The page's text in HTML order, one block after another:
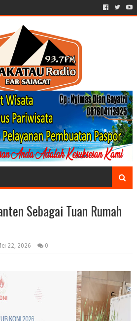
Sebagai Tuan Rumah
22, 2026 0